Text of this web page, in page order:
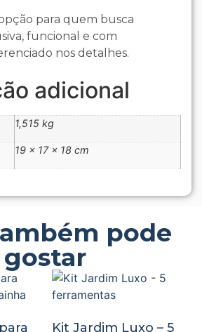
para quem busca
funcional e com
nos detalhes.
adicional
1,515 kg
19 × 17 × 18 cm
pode
gostar
Kit Jardim Luxo – 5